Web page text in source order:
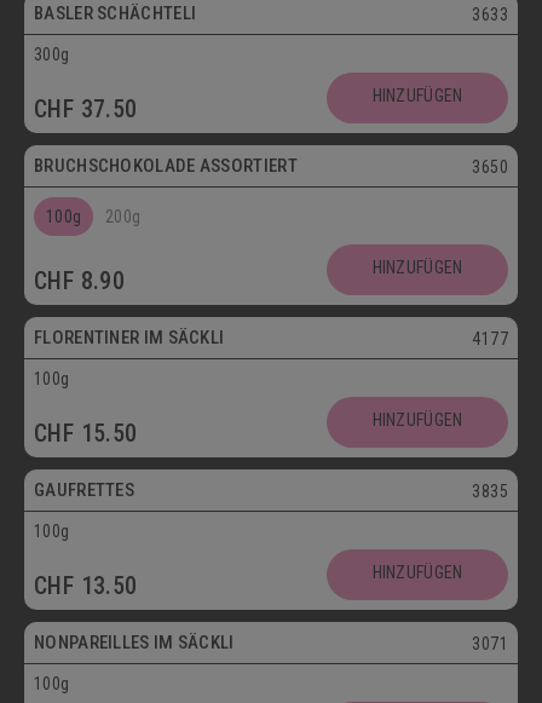
BASLER SCHÄCHTELI 3633
300g
CHF 37.50 HINZUFÜGEN
Postversand
BRUCHSCHOKOLADE ASSORTIERT 3650
100g 200g
CHF 8.90 HINZUFÜGEN
Postversand
FLORENTINER IM SÄCKLI 4177
100g
CHF 15.50 HINZUFÜGEN
Postversand
GAUFRETTES 3835
100g
CHF 13.50 HINZUFÜGEN
Postversand
NONPAREILLES IM SÄCKLI 3071
100g